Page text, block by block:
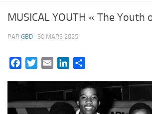
MUSICAL YOUTH « The Youth
PAR GBD · 30 MARS 2025
FacebookTwitterEmail LinkedIn